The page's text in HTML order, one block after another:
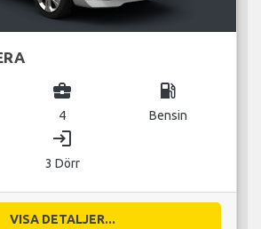
business_center
4
local_gas_station
Bensin
login
3 Dörr
VISA DETALJER...